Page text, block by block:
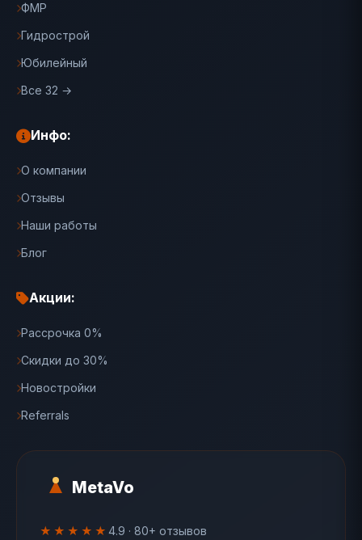
MetaVo
★★★★★ 4.9 · 80+ отзывов
ФМР
Гидрострой
Юбилейный
Все 32 →
Инфо:
О компании
Отзывы
Наши работы
Блог
Акции:
Рассрочка 0%
Скидки до 30%
Новостройки
Referrals